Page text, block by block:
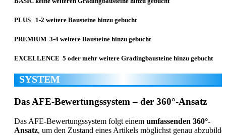
PLUS 1-2 weitere Bausteine hinzu gebucht
PREMIUM 3-4 weitere Bausteine hinzu gebucht
EXCELLENCE 5 oder mehr weitere Gradingbausteine hinzu gebucht
SYSTEM
Das AFE-Bewertungssystem – der 360°-Ansatz
Das AFE-Bewertungssystem folgt einem umfassenden 360°-
Ansatz, um den Zustand eines Artikels möglichst genau